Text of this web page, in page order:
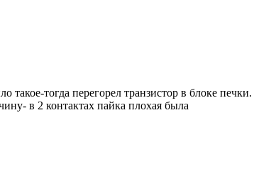
тогда перегорел транзистор в блоке
в 2 контактах пайка плохая была